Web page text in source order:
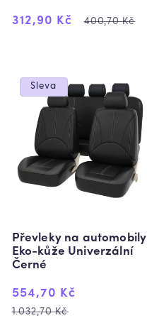
Výprodejová
312,90 Kč
Běžná
400,70 Kč
Sleva
Převleky na automobily
Eko-kůže Univerzální
Černé
Výprodejová
cena
554,70 Kč
1.032,70 Kč